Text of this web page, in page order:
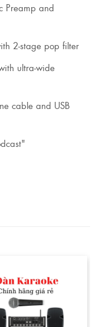
Preamp and
2-stage pop filter
ultra-wide
cable and USB